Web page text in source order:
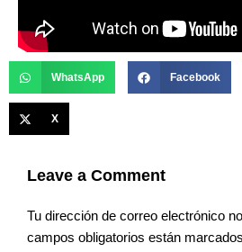
WhatsApp Facebook
X
Leave a Comment
Tu dirección de correo electrónico
campos obligatorios están